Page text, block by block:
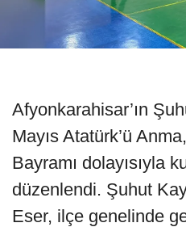
Afyonkarahisar’ın
Mayıs Atatürk’ü
Bayramı dolayısıyla
düzenlendi. Şuhut
Eser, ilçe genelinde